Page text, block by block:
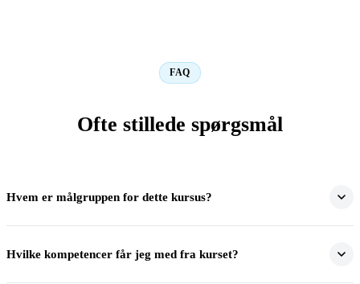
FAQ
Ofte stillede spørgsmål
Hvem er målgruppen for dette kursus?
Kurset er for dig, der ønsker at arbejde med bæredygtighed, ESG
Hvilke kompetencer får jeg med fra kurset?